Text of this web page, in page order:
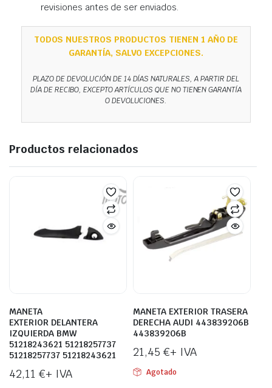
revisiones antes de ser enviados.
TODOS NUESTROS PRODUCTOS TIENEN 1 AÑO DE
GARANTÍA, SALVO EXCEPCIONES.
PLAZO DE DEVOLUCIÓN DE 14 DÍAS NATURALES, A PARTIR DEL
DÍA DE RECIBO, EXCEPTO ARTÍCULOS QUE NO TIENEN GARANTÍA
O DEVOLUCIONES.
Productos relacionados
MANETA
EXTERIOR DELANTERA
IZQUIERDA BMW
51218243621 51218257737
51218257737 51218243621
42,11 €+ IVA
MANETA EXTERIOR TRASERA
DERECHA AUDI 443839206B
443839206B
21,45 €+ IVA
Agotado